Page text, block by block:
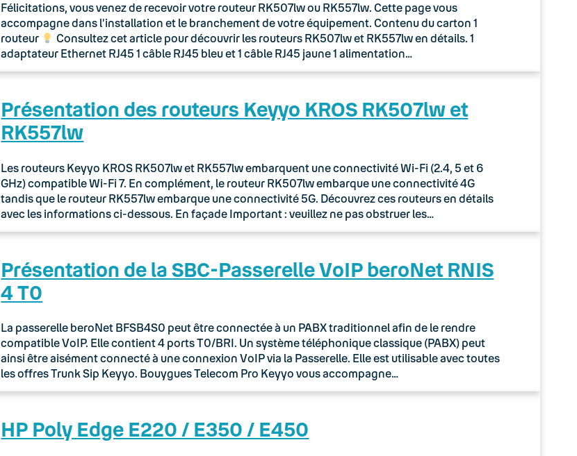
Félicitations, vous venez de recevoir votre routeur RK507lw ou RK557lw. Cette page vous
accompagne dans l’installation et le branchement de votre équipement. Contenu du carton 1
routeur
Consultez cet article pour découvrir les routeurs RK507lw et RK557lw en détails. 1
adaptateur Ethernet RJ45 1 câble RJ45 bleu et 1 câble RJ45 jaune 1 alimentation…
Présentation des routeurs Keyyo KROS RK507lw et
RK557lw
Les routeurs Keyyo KROS RK507lw et RK557lw embarquent une connectivité Wi-Fi (2.4, 5 et 6
GHz) compatible Wi-Fi 7. En complément, le routeur RK507lw embarque une connectivité 4G
tandis que le routeur RK557lw embarque une connectivité 5G. Découvrez ces routeurs en détails
avec les informations ci-dessous. En façade Important : veuillez ne pas obstruer les…
Présentation de la SBC-Passerelle VoIP beroNet RNIS
4 T0
La passerelle beroNet BFSB4S0 peut être connectée à un PABX traditionnel afin de le rendre
compatible VoIP. Elle contient 4 ports T0/BRI. Un système téléphonique classique (PABX) peut
ainsi être aisément connecté à une connexion VoIP via la Passerelle. Elle est utilisable avec toutes
les offres Trunk Sip Keyyo. Bouygues Telecom Pro Keyyo vous accompagne…
HP Poly Edge E220 / E350 / E450